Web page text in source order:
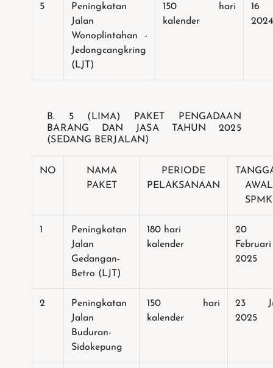
5
Peningkatan
Jalan
Wonoplintahan -
Jedongcangkring
(LJT)
150 hari
kalender
16
B. 5 (LIMA) PAKET PENGADAAN
BARANG DAN JASA TAHUN 2025
(SEDANG BERJALAN)
NO
NAMA
PAKET
PERIODE
PELAKSANAAN
AWAL
SPMK
1
Peningkatan
Jalan
Gedangan-
Betro (LJT)
180 hari
kalender
20
Februari
2025
2
Peningkatan
Jalan
Buduran-
Sidokepung
150 hari
kalender
23
2025